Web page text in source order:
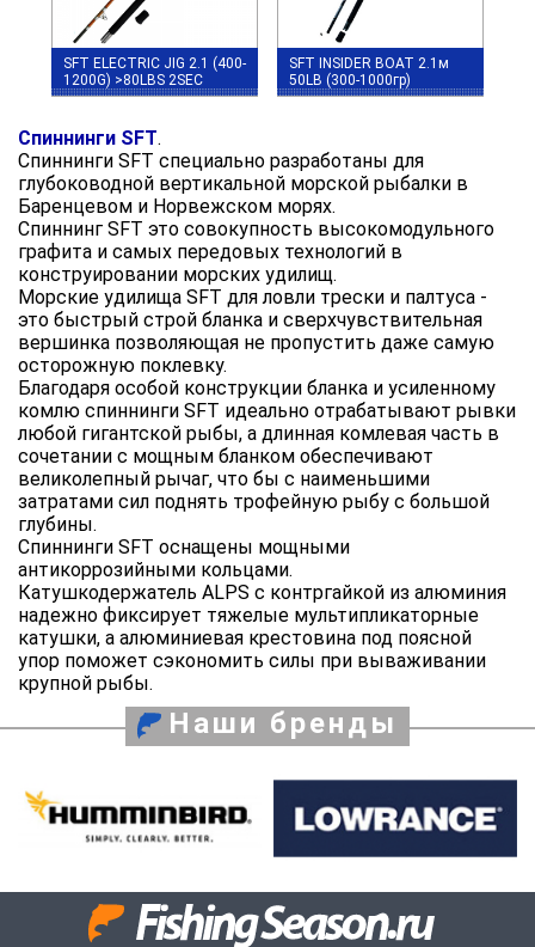
SFT ELECTRIC JIG 2.1 (400-
1200G) >80LBS 2SEC
SFT INSIDER BOAT 2.1м
50LB (300-1000гр)
Спиннинги SFT.
Спиннинги SFT специально разработаны для
глубоководной вертикальной морской рыбалки в
Баренцевом и Норвежском морях.
Спиннинг SFT это совокупность высокомодульного
графита и самых передовых технологий в
конструировании морских удилищ.
Морские удилища SFT для ловли трески и палтуса -
это быстрый строй бланка и сверхчувствительная
вершинка позволяющая не пропустить даже самую
осторожную поклевку.
Благодаря особой конструкции бланка и усиленному
комлю спиннинги SFT идеально отрабатывают рывки
любой гигантской рыбы, а длинная комлевая часть в
сочетании с мощным бланком обеспечивают
великолепный рычаг, что бы с наименьшими
затратами сил поднять трофейную рыбу с большой
глубины.
Спиннинги SFT оснащены мощными
антикоррозийными кольцами.
Катушкодержатель ALPS с контргайкой из алюминия
надежно фиксирует тяжелые мультипликаторные
катушки, а алюминиевая крестовина под поясной
упор поможет сэкономить силы при вываживании
крупной рыбы.
Наши бренды